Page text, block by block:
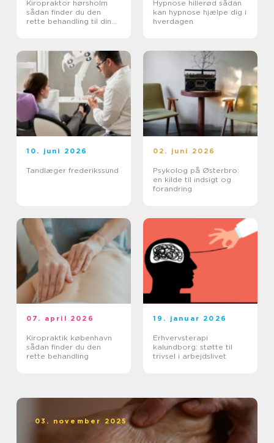
Kiropraktor hørsholm
sådan finder du den
rette behandling til dine
Hypnose hillerød sådan
kan hypnose hjælpe dig i
hverdagen
10. juni 2026
Tandlæger frederikssund
02. juni 2026
Psykolog på Østerbro:
en kilde til indsigt og
forandring
07. april 2026
Kiropraktik københavn
sådan finder du den
rette behandling
19. januar 2026
Erhvervsterapi
kalundborg: støtte til
trivsel i arbejdslivet
03. november 2025